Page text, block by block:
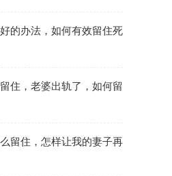
的办法，如何有效留住死
住，老婆出轨了，如何留
留住，怎样让我的妻子再